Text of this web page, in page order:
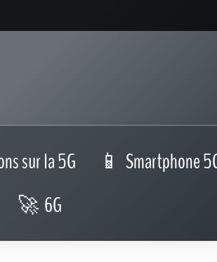
sur la 5G
Smartphone
6G